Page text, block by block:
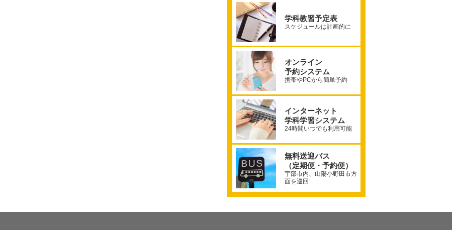
学科教習予定表
スケジュールは計画的に
オンライン
予約システム
携帯やPCから簡単予約
インターネット
学科学習システム
24時間いつでも利用可能
無料送迎バス
（定期便・予約便）
宇部市内、山陽小野田市方
面を巡回